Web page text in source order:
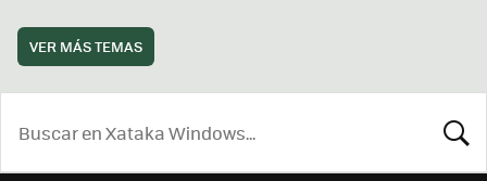
VER MÁS TEMAS